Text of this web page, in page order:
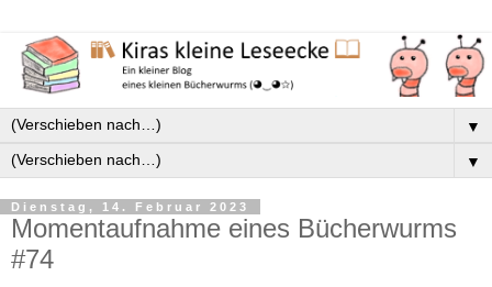
▼
▼
Dienstag, 14. Februar 2023
Momentaufnahme eines Bücherwurms
#74